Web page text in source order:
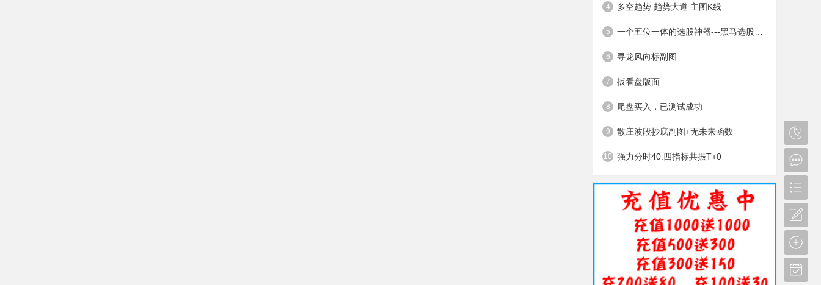
4 多空趋势 趋势大道 主图K线
5
6 寻龙风向标副图
7 扳看盘版面
8 尾盘买入，已测试成功
9 散庄波段抄底副图+无未来函数
10 强力分时40.四指标共振T+0